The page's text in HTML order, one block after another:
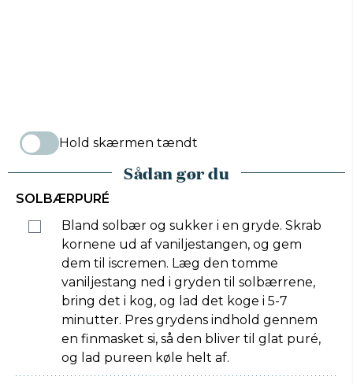
Hold skærmen tændt
Sådan gør du
SOLBÆRPURÉ
Bland solbær og sukker i en gryde. Skrab
kornene ud af vaniljestangen, og gem
dem til iscremen. Læg den tomme
vaniljestang ned i gryden til solbærrene,
bring det i kog, og lad det koge i 5-7
minutter. Pres grydens indhold gennem
en finmasket si, så den bliver til glat puré,
og lad pureen køle helt af.